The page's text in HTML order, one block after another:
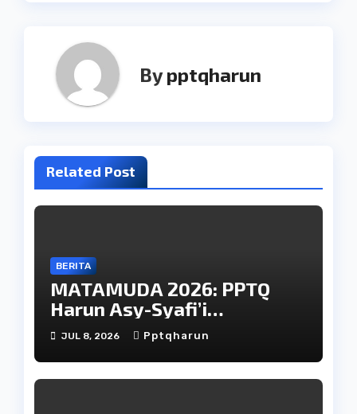
Bypptqharun
Related Post
BERITA
MATAMUDA 2026: PPTQ
Harun Asy-Syafi’i
Yogyakarta Siap Sambut
Murid Baru dengan
Pendidikan yang Humanis
JUL 8, 2026 Pptqharun